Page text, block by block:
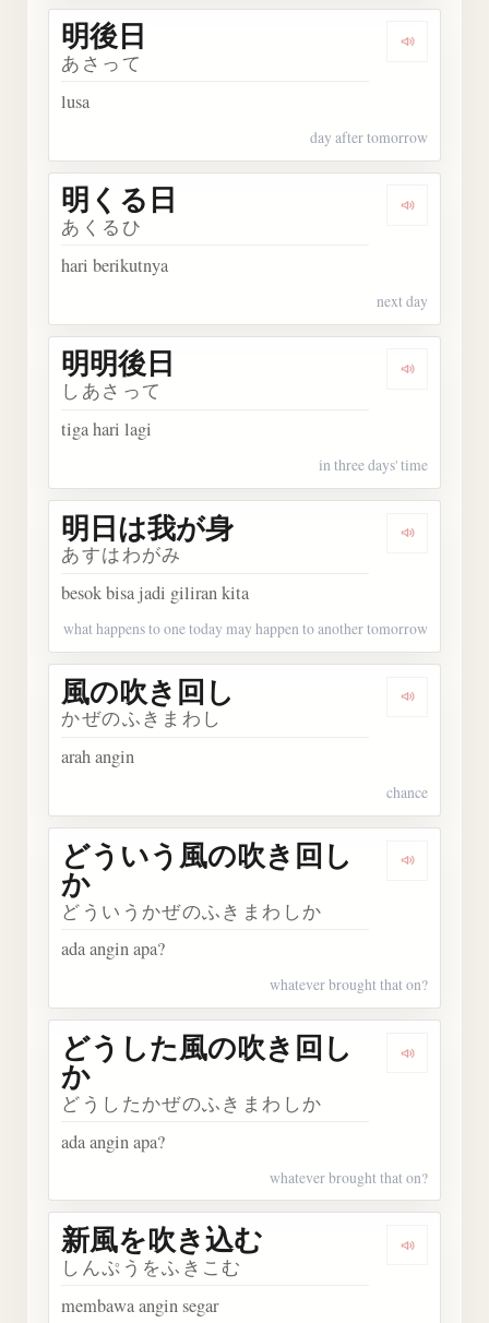
明後日
あさって
lusa
day after tomorrow
明くる日
あくるひ
hari berikutnya
next day
明明後日
しあさって
tiga hari lagi
in three days' time
明日は我が身
あすはわがみ
besok bisa jadi giliran kita
what happens to one today may happen to another tomorrow
風の吹き回し
かぜのふきまわし
arah angin
chance
どういう風の吹き回し
か
どういうかぜのふきまわしか
ada angin apa?
whatever brought that on?
どうした風の吹き回し
か
どうしたかぜのふきまわしか
ada angin apa?
whatever brought that on?
新風を吹き込む
しんぷうをふきこむ
membawa angin segar